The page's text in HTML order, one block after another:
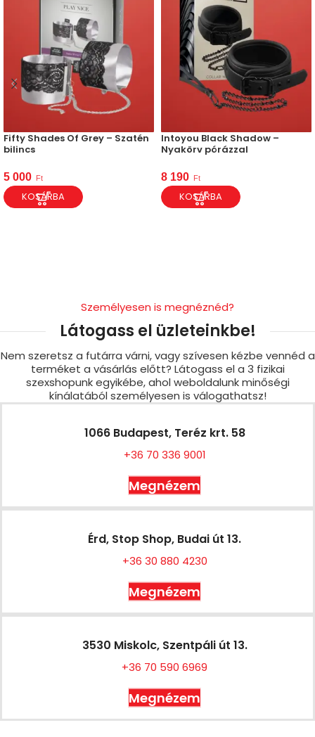
Fifty Shades Of Grey – Szatén
bilincs
5 000 Ft
KOSÁRBA
Intoyou Black Shadow –
Nyakörv pórázzal
8 190 Ft
KOSÁRBA
Személyesen is megnéznéd?
Látogass el üzleteinkbe!
Nem szeretsz a futárra várni, vagy szívesen kézbe vennéd a
terméket a vásárlás előtt? Látogass el a 3 fizikai
szexshopunk egyikébe, ahol weboldalunk minőségi
kínálatából személyesen is válogathatsz!
1066 Budapest, Teréz krt. 58
+36 70 336 9001
Megnézem
Érd, Stop Shop, Budai út 13.
+36 30 880 4230
Megnézem
3530 Miskolc, Szentpáli út 13.
+36 70 590 6969
Megnézem